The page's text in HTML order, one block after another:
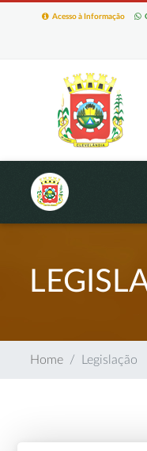
Acesso à Informação
Home Legislação